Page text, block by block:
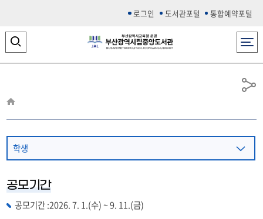
로그인 도서관포털 통합예약포털
전체메뉴
검
색
역
기
공
일반
학생
공모기간
공모기간 :2026. 7. 1.(수) ~ 9. 11.(금)